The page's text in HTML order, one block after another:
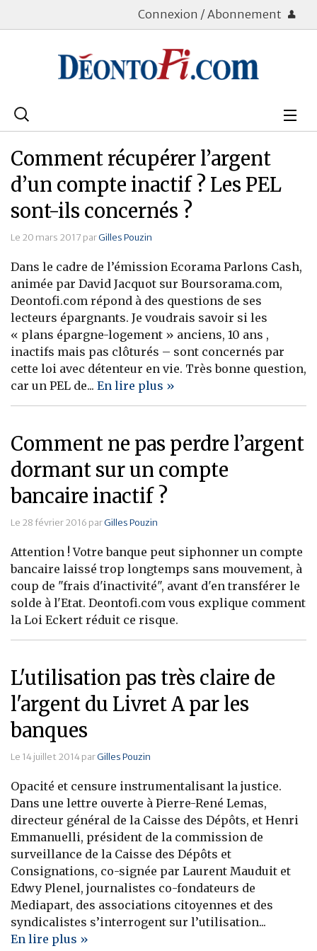
Connexion / Abonnement
Rechercher
Bourse
Placements
Assurance Vie
Patrimoine
Immobilier
Banque
Comment récupérer l’argent
d’un compte inactif ? Les PEL
sont-ils concernés ?
Le 20 mars 2017 parGilles Pouzin
Dans le cadre de l’émission Ecorama Parlons Cash,
animée par David Jacquot sur Boursorama.com,
Deontofi.com répond à des questions de ses
lecteurs épargnants. Je voudrais savoir si les
« plans épargne-logement » anciens, 10 ans ,
inactifs mais pas clôturés – sont concernés par
cette loi avec détenteur en vie. Très bonne question,
car un PEL de... En lire plus »
Comment ne pas perdre l’argent
dormant sur un compte
bancaire inactif ?
Le 28 février 2016 parGilles Pouzin
Attention ! Votre banque peut siphonner un compte
bancaire laissé trop longtemps sans mouvement, à
coup de "frais d'inactivité", avant d'en transférer le
solde à l'Etat. Deontofi.com vous explique comment
la Loi Eckert réduit ce risque.
L'utilisation pas très claire de
l'argent du Livret A par les
banques
Le 14 juillet 2014 parGilles Pouzin
Opacité et censure instrumentalisant la justice.
Dans une lettre ouverte à Pierre-René Lemas,
directeur général de la Caisse des Dépôts, et Henri
Emmanuelli, président de la commission de
surveillance de la Caisse des Dépôts et
Consignations, co-signée par Laurent Mauduit et
Edwy Plenel, journalistes co-fondateurs de
Mediapart, des associations citoyennes et des
syndicalistes s’interrogent sur l’utilisation...
En lire plus »